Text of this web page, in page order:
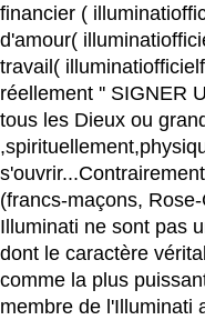
financier (
d'amour(
travail(
réellement '' SIGNER
tous les Dieux ou
(francs-maçons,
Illuminati ne sont pas
dont le caractère
comme la plus
membre de l'Illuminati